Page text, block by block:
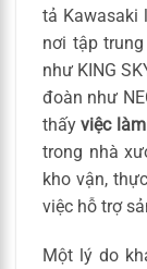
tả Kawasaki
nơi tập
như KING
đoàn như
thấyviệc
trong nhà
kho vận,
việc hỗ trợ
Một lý do